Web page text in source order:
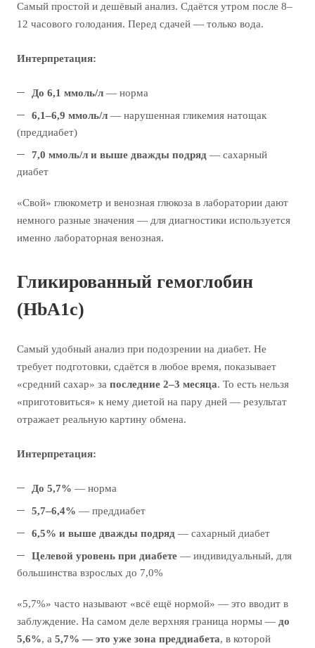
Самый простой и дешёвый анализ. Сдаётся утром после 8–
12 часового голодания. Перед сдачей — только вода.
Интерпретация:
До 6,1 ммоль/л — норма
6,1–6,9 ммоль/л — нарушенная гликемия натощак
(преддиабет)
7,0 ммоль/л и выше дважды подряд — сахарный
диабет
«Свой» глюкометр и венозная глюкоза в лаборатории дают
немного разные значения — для диагностики используется
именно лабораторная венозная.
Гликированный гемоглобин
(HbA1c)
Самый удобный анализ при подозрении на диабет. Не
требует подготовки, сдаётся в любое время, показывает
«средний сахар» за последние 2–3 месяца. То есть нельзя
«приготовиться» к нему диетой на пару дней — результат
отражает реальную картину обмена.
Интерпретация:
До 5,7% — норма
5,7–6,4% — преддиабет
6,5% и выше дважды подряд — сахарный диабет
Целевой уровень при диабете — индивидуальный, для
большинства взрослых до 7,0%
«5,7%» часто называют «всё ещё нормой» — это вводит в
заблуждение. На самом деле верхняя граница нормы — до
5,6%, а 5,7% — это уже зона преддиабета, в которой